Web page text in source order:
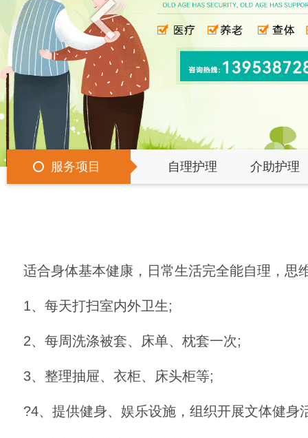
服务项目 自理护理 介助护理
适合身体基本健康，日常生活完全能自理，思
1、每天打扫室内外卫生;
2、每周洗涤被套、床单、枕套一次;
3、整理抽屉、衣柜、床头柜等;
?4、提供健身、娱乐设施，组织开展文体健身